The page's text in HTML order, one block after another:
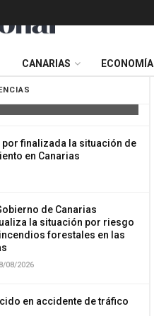
por
por finalizada la situación de
en Canarias
de Canarias
la situación por riesgo
forestales en las
08/2026
en accidente de tráfico
CANARIAS ECONOMÍA